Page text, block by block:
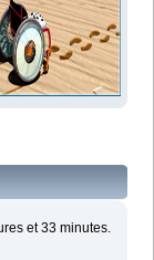
et 33 minutes.